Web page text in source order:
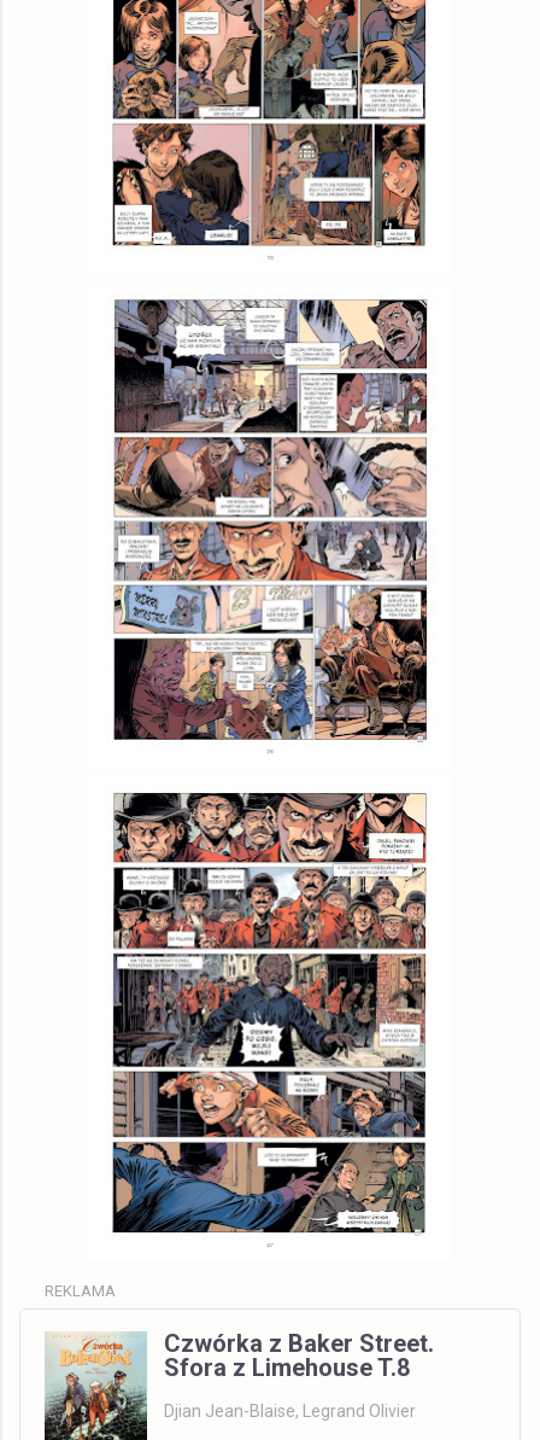
REKLAMA
Czwórka z Baker Street.
Sfora z Limehouse T.8
Djian Jean-Blaise, Legrand Olivier